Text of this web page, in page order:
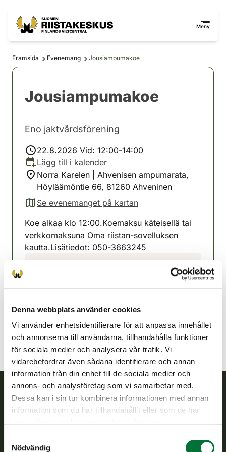
Denna webbplats använder cookies
Vi använder enhetsidentifierare för att anpassa innehållet
och annonserna till användarna, tillhandahålla funktioner
för sociala medier och analysera vår trafik. Vi
vidarebefordrar även sådana identifierare och annan
information från din enhet till de sociala medier och
annons- och analysföretag som vi samarbetar med.
Dessa kan i sin tur kombinera informationen med annan
information som du har tillhandahållit eller som de har
Nödvändig
Meny
Framsida Evenemang Jousiampumakoe
Jousiampumakoe
Eno jaktvårdsförening
22.8.2026 Vid: 12:00-14:00
Lägg till i kalender
Norra Karelen | Ahvenisen ampumarata,
Höyläämöntie 66, 81260 Ahveninen
Se evenemanget på kartan
(avautuu uuteen välilehteen)
Koe alkaa klo 12:00.Koemaksu käteisellä tai
verkkomaksuna Oma riistan-sovelluksen
kautta.Lisätiedot: 050-3663245
eno@rhy.riista.fi
Finlands viltcentral
jaktvårdsföreningarnas verksamhet, ser till att viltpolitiken